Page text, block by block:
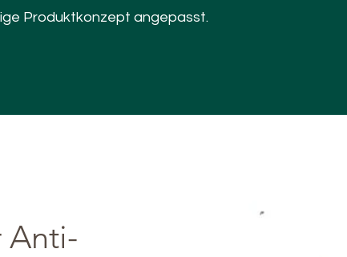
Produktkonzept angepasst.
Anti-